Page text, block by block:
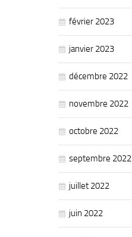
février 2023
janvier 2023
décembre 2022
novembre 2022
octobre 2022
septembre 2022
juillet 2022
juin 2022